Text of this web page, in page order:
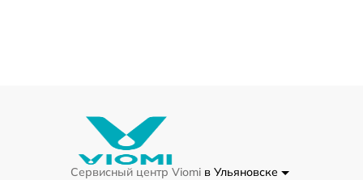
Сервисный центр Viomi в Ульяновске